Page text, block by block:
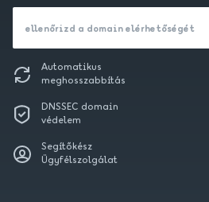
ellenőrizd a domain elérhetőségét
Automatikus
meghosszabbítás
DNSSEC domain
védelem
Segítőkész
Ügyfélszolgálat